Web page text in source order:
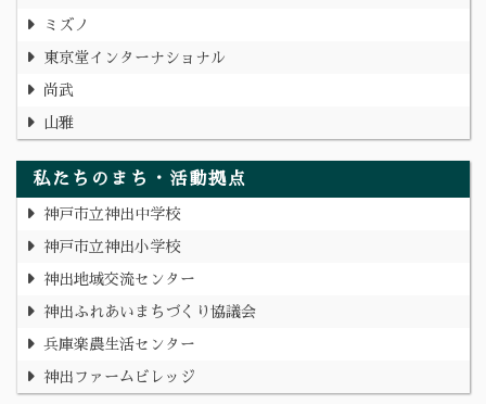
ミズノ
東京堂インターナショナル
尚武
山雅
私たちのまち・活動拠点
神戸市立神出中学校
神戸市立神出小学校
神出地域交流センター
神出ふれあいまちづくり協議会
兵庫楽農生活センター
神出ファームビレッジ